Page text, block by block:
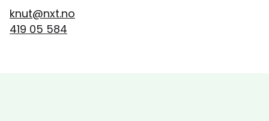
knut@nxt.no
419 05 584